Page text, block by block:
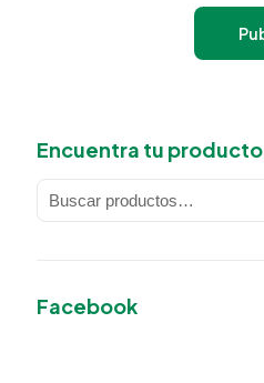
Encuentra tu producto
Facebook